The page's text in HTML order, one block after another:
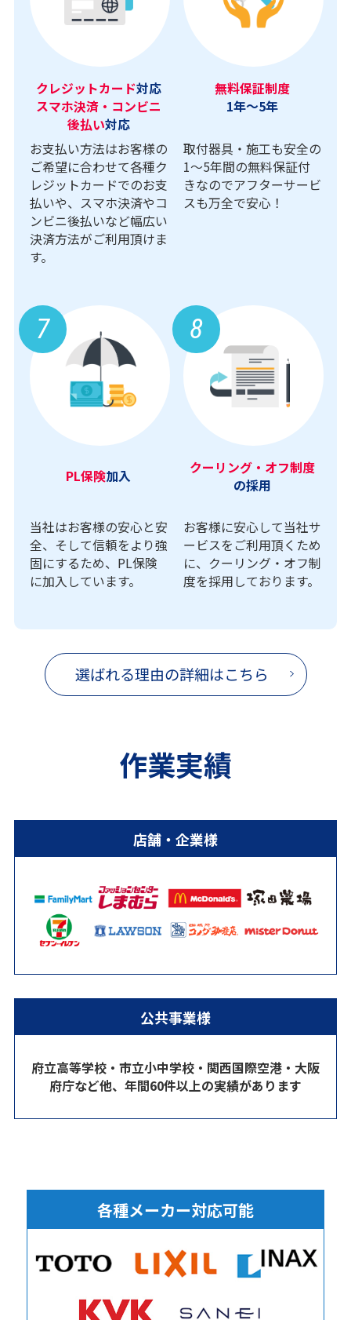
クレジットカード対応
スマホ決済・コンビニ
後払い対応
お支払い方法はお客様の
ご希望に合わせて各種ク
レジットカードでのお支
払いや、スマホ決済やコ
ンビニ後払いなど幅広い
決済方法がご利用頂けま
す。
無料保証制度
1年～5年
取付器具・施工も安全の
1〜5年間の無料保証付
きなのでアフターサービ
スも万全で安心！
7
PL保険加入
当社はお客様の安心と安
全、そして信頼をより強
固にするため、PL保険
に加入しています。
8
クーリング・オフ制度
の採用
お客様に安心して当社サ
ービスをご利用頂くため
に、クーリング・オフ制
度を採用しております。
選ばれる理由の詳細はこちら
作業実績
店舗・企業様
公共事業様
府立高等学校・市立小中学校・関西国際空港・大阪
府庁など他、年間60件以上の実績があります
各種メーカー対応可能